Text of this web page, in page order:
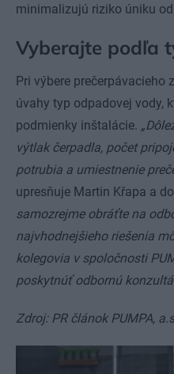
minimalizujú riziko úniku
Vyberajte podľa
Pri výbere prečerpávacieho
úvahy typ odpadovej vody,
podmienky inštalácie.
výtlak čerpadla, počet
potrubia a umiestnenie
upresňuje Martin Křapa a
samozrejme obráťte na
najvhodnejšieho riešenia
kolegovia v spoločnosti
poskytnúť odbornú
Zdroj: PR článok PUMPA,